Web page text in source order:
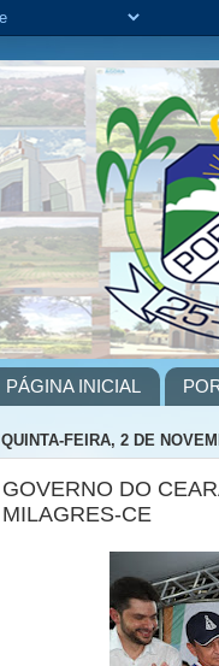
PÁGINA INICIAL
QUINTA-FEIRA, 2 DE
GOVERNO DO
MILAGRES-CE